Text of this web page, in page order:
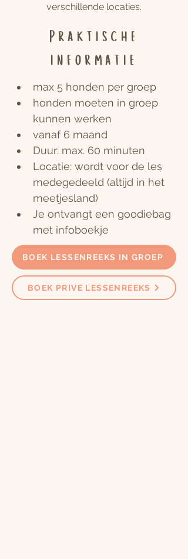
verschillende locaties.
Praktische
informatie
max 5 honden per groep
honden moeten in groep
kunnen werken
vanaf 6 maand
Duur: max. 60 minuten
Locatie: wordt voor de les
medegedeeld (altijd in het
meetjesland)
Je ontvangt een goodiebag
met infoboekje
BOEK LESSENREEKS IN GROEP
BOEK PRIVE LESSENREEKS